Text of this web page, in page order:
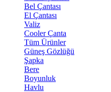
Bel Çantası
El Çantası
Valiz
Cooler Çanta
Tüm Ürünler
Güneş Gözlüğü
Şapka
Bere
Boyunluk
Havlu